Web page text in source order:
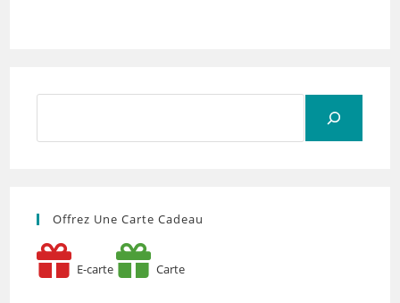
Offrez Une Carte Cadeau
E-carte Carte